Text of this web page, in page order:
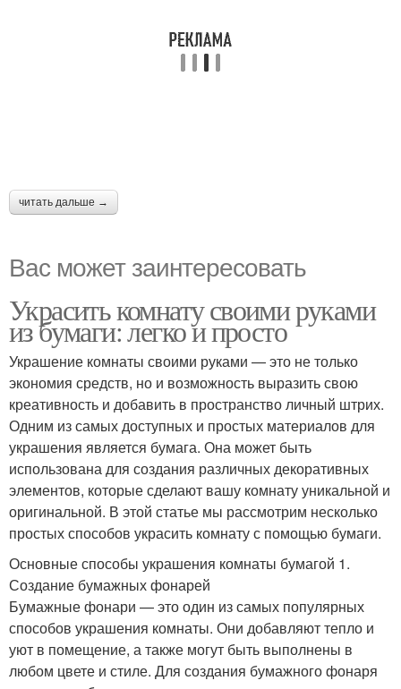
читать дальше →
Вас может заинтересовать
Украсить комнату своими руками
из бумаги: легко и просто
Украшение комнаты своими руками — это не только
экономия средств, но и возможность выразить свою
креативность и добавить в пространство личный штрих.
Одним из самых доступных и простых материалов для
украшения является бумага. Она может быть
использована для создания различных декоративных
элементов, которые сделают вашу комнату уникальной и
оригинальной. В этой статье мы рассмотрим несколько
простых способов украсить комнату с помощью бумаги.
Основные способы украшения комнаты бумагой 1.
Создание бумажных фонарей
Бумажные фонари — это один из самых популярных
способов украшения комнаты. Они добавляют тепло и
уют в помещение, а также могут быть выполнены в
любом цвете и стиле. Для создания бумажного фонаря